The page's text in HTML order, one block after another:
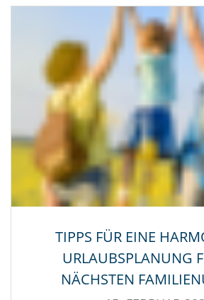
TIPPS FÜR EINE
URLAUBSPLANUNG
NÄCHSTEN